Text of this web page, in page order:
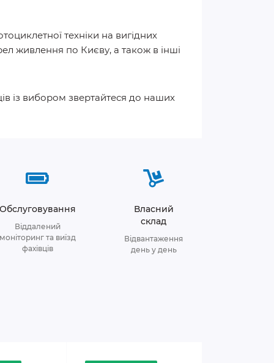
техніки на вигідних
живлення по Києву, а також в інші
із вибором звертайтеся до наших
Віддалений
та виїзд
фахівців
Власний
склад
Відвантаження
день у день